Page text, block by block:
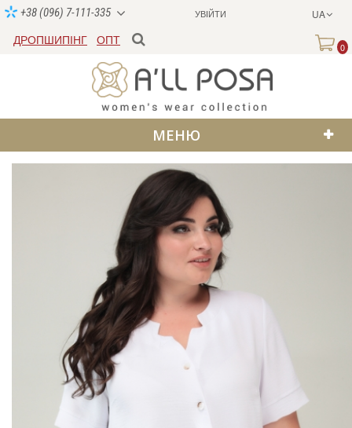
УВІЙТИ UA
+38 (096) 7-111-335
ДРОПШИПІНГ ОПТ
0
МЕНЮ